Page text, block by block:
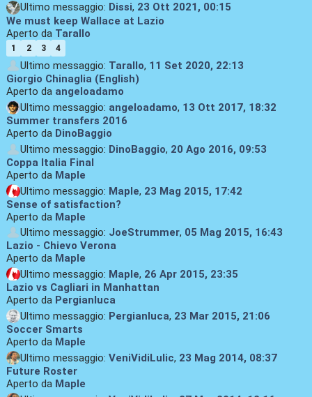
Ultimo messaggio: Dissi, 23 Ott 2021, 00:15
We must keep Wallace at Lazio
Aperto da Tarallo
1 2 3 4
Ultimo messaggio: Tarallo, 11 Set 2020, 22:13
Giorgio Chinaglia (English)
Aperto da angeloadamo
Ultimo messaggio: angeloadamo, 13 Ott 2017, 18:32
Summer transfers 2016
Aperto da DinoBaggio
Ultimo messaggio: DinoBaggio, 20 Ago 2016, 09:53
Coppa Italia Final
Aperto da Maple
Ultimo messaggio: Maple, 23 Mag 2015, 17:42
Sense of satisfaction?
Aperto da Maple
Ultimo messaggio: JoeStrummer, 05 Mag 2015, 16:43
Lazio - Chievo Verona
Aperto da Maple
Ultimo messaggio: Maple, 26 Apr 2015, 23:35
Lazio vs Cagliari in Manhattan
Aperto da Pergianluca
Ultimo messaggio: Pergianluca, 23 Mar 2015, 21:06
Soccer Smarts
Aperto da Maple
Ultimo messaggio: VeniVidiLulic, 23 Mag 2014, 08:37
Future Roster
Aperto da Maple